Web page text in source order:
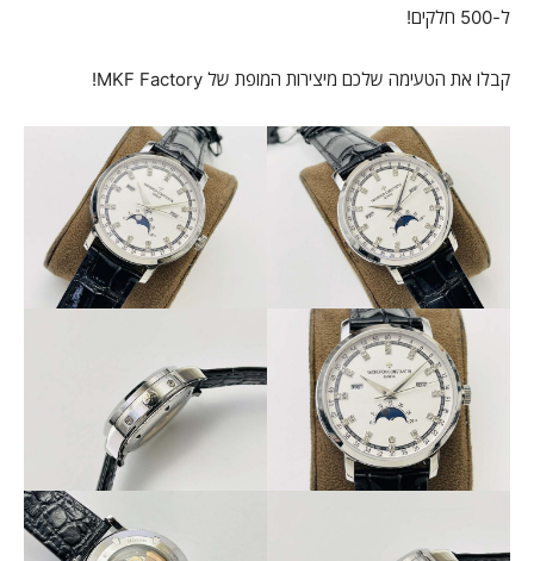
ל-500 חלקים!
קבלו את הטעימה שלכם מיצירות המופת של MKF Factory!